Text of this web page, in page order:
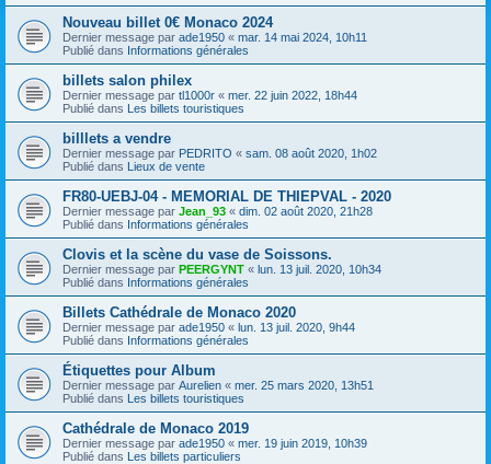
Nouveau billet 0€ Monaco 2024
Dernier message par ade1950 « mar. 14 mai 2024, 10h11
Publié dans Informations générales
billets salon philex
Dernier message par tl1000r « mer. 22 juin 2022, 18h44
Publié dans Les billets touristiques
billlets a vendre
Dernier message par PEDRITO « sam. 08 août 2020, 1h02
Publié dans Lieux de vente
FR80-UEBJ-04 - MEMORIAL DE THIEPVAL - 2020
Dernier message par Jean_93 « dim. 02 août 2020, 21h28
Publié dans Informations générales
Clovis et la scène du vase de Soissons.
Dernier message par PEERGYNT « lun. 13 juil. 2020, 10h34
Publié dans Informations générales
Billets Cathédrale de Monaco 2020
Dernier message par ade1950 « lun. 13 juil. 2020, 9h44
Publié dans Informations générales
Étiquettes pour Album
Dernier message par Aurelien « mer. 25 mars 2020, 13h51
Publié dans Les billets touristiques
Cathédrale de Monaco 2019
Dernier message par ade1950 « mer. 19 juin 2019, 10h39
Publié dans Les billets particuliers